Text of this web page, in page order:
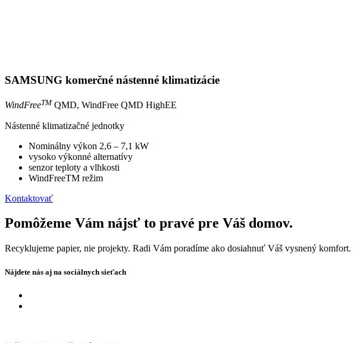
SAMSUNG komerčné nástenné klimatizácie
WindFreeTM QMD, WindFree QMD HighEE
Nástenné klimatizačné jednotky
Nominálny výkon 2,6 – 7,1 kW
vysoko výkonné alternatívy
senzor teploty a vlhkosti
WindFreeTM režim
Kontaktovať
Pomôžeme Vám nájsť to pravé pre Váš domov.
Recyklujeme papier, nie projekty. Radi Vám poradíme ako dosiahnuť Váš vysnený komfort.
Nájdete nás aj na sociálnych sieťach